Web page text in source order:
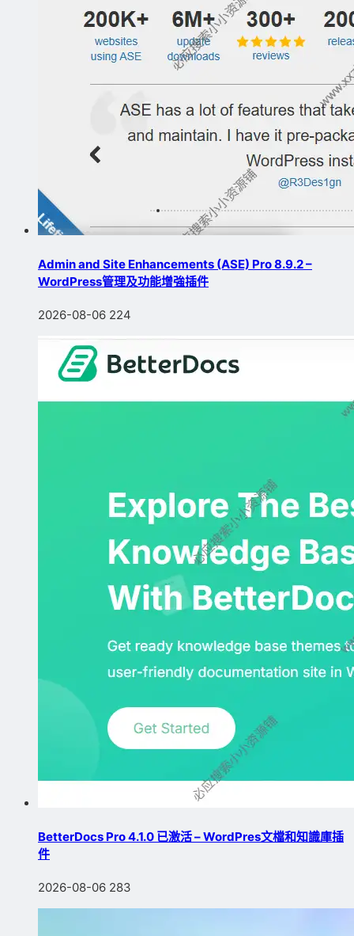
Admin and Site Enhancements (ASE) Pro 8.9.2 –
WordPress管理及功能增強插件
2026-08-06 224
BetterDocs Pro 4.1.0 已激活 – WordPres文檔和知識庫插
件
2026-08-06 283